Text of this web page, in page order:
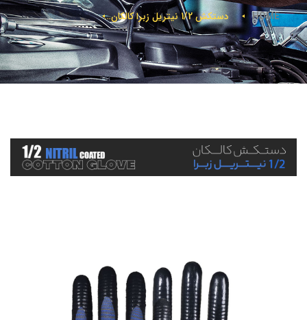
HOME دستکش 1/2 نیتریل زبرا کالکان KALKAN